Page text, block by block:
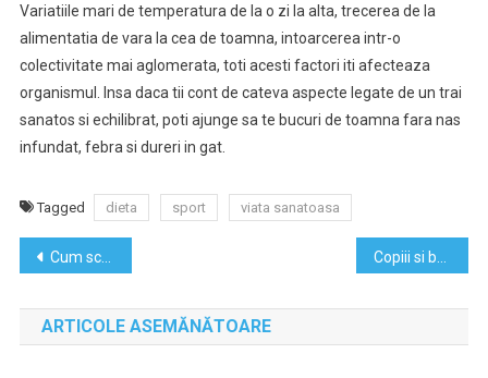
Variatiile mari de temperatura de la o zi la alta, trecerea de la
alimentatia de vara la cea de toamna, intoarcerea intr-o
colectivitate mai aglomerata, toti acesti factori iti afecteaza
organismul. Insa daca tii cont de cateva aspecte legate de un trai
sanatos si echilibrat, poti ajunge sa te bucuri de toamna fara nas
infundat, febra si dureri in gat.
Tagged dieta sport viata sanatoasa
Navigare
în
articole
Cum schimbi aspectul bucatariei cu bani putini
ARTICOLE ASEMĂNĂTOARE